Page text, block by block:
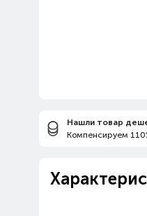
Нашли товар
Компенсируем